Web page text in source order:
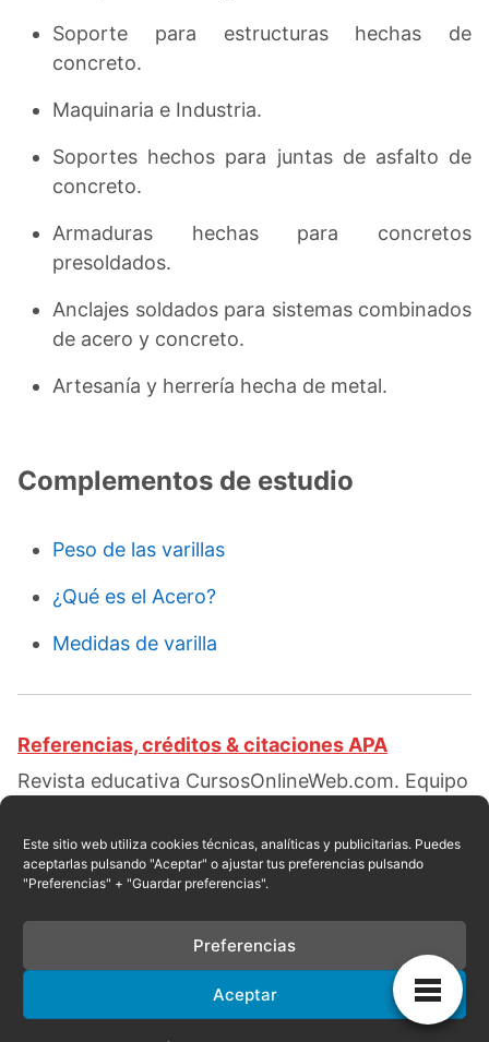
Este sitio web utiliza cookies técnicas, analíticas y publicitarias. Puedes
aceptarlas pulsando "Aceptar" o ajustar tus preferencias pulsando
"Preferencias" + "Guardar preferencias".
Aceptar
Preferencias
Soporte para estructuras hechas de
concreto.
Maquinaria e Industria.
Soportes hechos para juntas de asfalto de
concreto.
Armaduras hechas para concretos
presoldados.
Anclajes soldados para sistemas combinados
de acero y concreto.
Artesanía y herrería hecha de metal.
Complementos de estudio
Peso de las varillas
¿Qué es el Acero?
Medidas de varilla
Referencias, créditos & citaciones APA
Revista educativa CursosOnlineWeb.com. Equipo
corrugada. Escrito por:Bencosme Nolalo
Dominic. Obtenido en fecha 08, 2026, desde el
https://cursosonlineweb.com/varilla-
corrugada.html
Privacidad|Referencias|Mapa|Contacto